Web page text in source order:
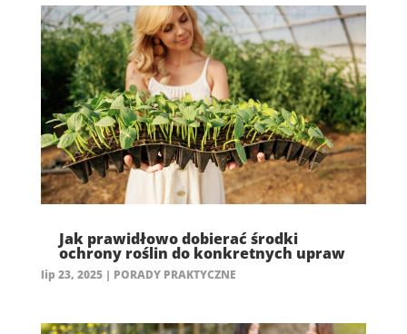
Jak prawidłowo dobierać środki
ochrony roślin do konkretnych upraw
lip 23, 2025| PORADY PRAKTYCZNE